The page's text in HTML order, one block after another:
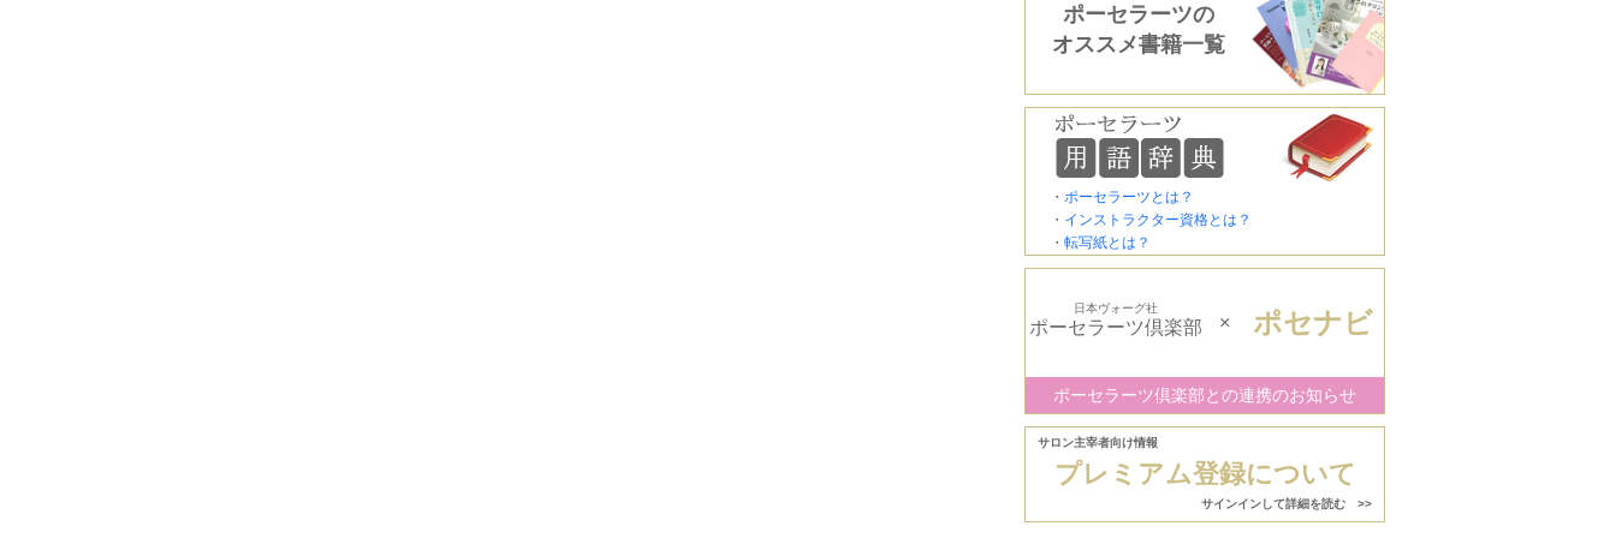
ポーセラーツの
オススメ書籍一覧
・ ポーセラーツとは？
・ インストラクター資格とは？
・ 転写紙とは？
日本ヴォーグ社
ポーセラーツ倶楽部 × ポセナビ
ポーセラーツ倶楽部との連携のお知らせ
サロン主宰者向け情報
プレミアム登録について
サインインして詳細を読む >>